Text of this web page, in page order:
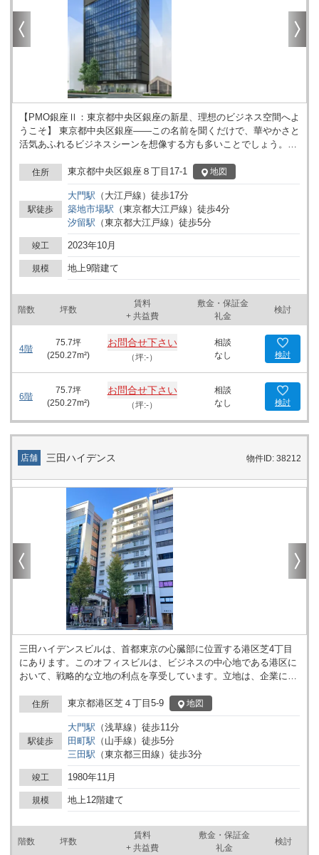
【PMO銀座Ⅱ：東京都中央区銀座の新星、理想のビジネス空間へよ
うこそ】 東京都中央区銀座――この名前を聞くだけで、華やかさと
活気あふれるビジネスシーンを想像する方も多いことでしょう。
切らない、新しい時代のオフィスビルです。 立地の魅力は言うまで
もありません。築地市場駅からわずか徒歩4分、汐留駅から徒歩5分
というアクセスの良さは、日々の通勤はもちろん、ビジネスパート
ナーやクライアントとのアクセスにも便利です。さらに、東京メト
ロ東銀座駅からも徒歩圏内と、複数の駅・路線が利用可能で、首都
圏どこへの移動もスムーズです。 PMO銀座Ⅱは、地上9階建ての鉄
骨造。基準階面積は約161坪と、広々とした空間を提供します。天
井高2.8mの開放的な空間は、創造性と生産性を高める理想的なオフ
ィス環境を実現。床下にケーブルやコンセントを納められるOAフ
ロアを備え、現代のビジネスニーズに応える設備が整っています。
個別空調システムにより、快適な室温管理も可能です。 セキュリテ
ィ面では、機械警備や1階のセキュリティゲートなど、入居企業の
安全をしっかり守ります。また、ビル内にはエレベーターが2基設
置されており、屋上テラスやテナント専用の喫煙スペースも完備。
仕事の合間のリフレッシュにも最適です。機械式駐車場もあり、車
でのアクセスも容易です。 周辺には、飲食店が充実しており、ビジ
ネスランチやアフター5の時間も充実。コンビニも徒歩圏内にあ
り、日々の忙しいビジネスパーソンのニーズに応えます。 PMO銀
住所 東京都中央区銀座８丁目17-1 地図
駅徒歩
大門駅 （ 大江戸線 ） 徒歩17分
築地市場駅 （東京都大江戸線 ） 徒歩4分
汐留駅 （東京都大江戸線 ） 徒歩5分
竣工 2023年10月
規模 地上9階建て
階数 坪数
賃料
+ 共益費
敷金・保証金
礼金
検討
4階
75.7坪
(250.27m²)
お問合せ下さい
（坪:-）
相談
なし
検討
6階
75.7坪
(250.27m²)
お問合せ下さい
（坪:-）
相談
なし
検討
店舗 三田ハイデンス 物件ID: 38212
三田ハイデンスビルは、首都東京の心臓部に位置する港区芝4丁目
にあります。このオフィスビルは、ビジネスの中心地である港区に
おいて、戦略的な立地の利点を享受しています。立地は、企業にと
ビジネスエリアへのアクセスが容易であるという点で優れていま
人の流れをサポートしています。日々の業務において、エレベータ
ーの待ち時間は極力少ない方が望ましいため、この点はテナントに
とって大きなメリットとなります。また、設備面では、ビジネスニ
ーズに合わせた最新の設備が整っており、企業の運営をスムーズに
サポートします。 三田ハイデンスビルの近くには、多数の商業施設
や飲食店があり、ビジネスランチやアフター5の活動に便利です。
また、公共交通機関へのアクセスも良好で、ビジネスパートナーや
顧客との会合にも容易に対応できるでしょう。さらに、周辺には多
くの公園もあり、ビジネスの合間にリフレッシュする場所も豊富に
住所 東京都港区芝４丁目5-9 地図
駅徒歩
大門駅 （浅草線 ） 徒歩11分
田町駅 （ 山手線 ） 徒歩5分
三田駅 （東京都三田線 ） 徒歩3分
竣工 1980年11月
規模 地上12階建て
階数 坪数
賃料
+ 共益費
敷金・保証金
礼金
検討